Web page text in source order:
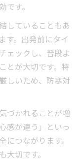
す。
していることもあ
す。出発前にタイ
ェックし、普段よ
とが大切です。特
しいため、防寒対
づかれることが増
感が違う」といっ
つながります。
切です。